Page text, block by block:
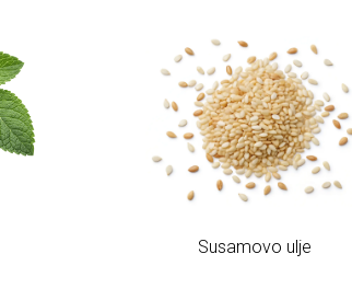
Susamovo ulje